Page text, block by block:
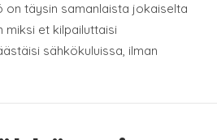
on täysin samanlaista jokaiselta
et kilpailuttaisi
sähkökuluissa, ilman